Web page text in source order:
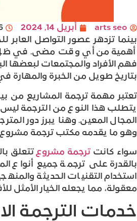
arts seo أبريل 14, 2024
بينما تزدهر عصور التواصل العابر
أهمية من أي وقت مضى. في ظل هذا
فهم الأفراد والمجتمعات لبعضها
بتاريخ طويل من الخبرة والمهارة
تعتبر مهمة ترجمة المشاريع من
يتطلب هذا النوع من الترجمة
المجال المعين. وهنا يبرز دور
وهو ما يقدمه مكتب ترجمة مشروع
سواء كانت ترجمة مشروع تتعلق
بالقدرة على ترجمة جميع أنواع
استخدام التقنيات الحديثة
معقولة، مما يجعله الخيار الأمثل
خدمات الترجمة